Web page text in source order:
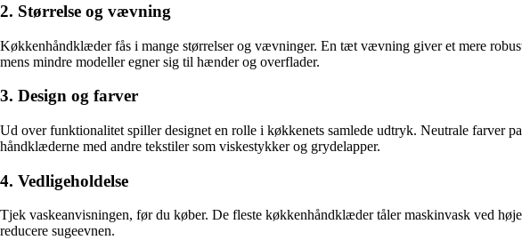
2. Størrelse og vævning
Køkkenhåndklæder fås i mange størrelser og vævninger. En tæt vævning giver et mere
mens mindre modeller egner sig til hænder og overflader.
3. Design og farver
Ud over funktionalitet spiller designet en rolle i køkkenets samlede udtryk. Neutrale farver
håndklæderne med andre tekstiler som viskestykker og grydelapper.
4. Vedligeholdelse
Tjek vaskeanvisningen, før du køber. De fleste køkkenhåndklæder tåler maskinvask ved
reducere sugeevnen.